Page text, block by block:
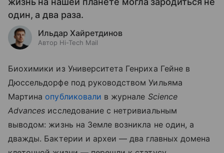
один, а два раза.
Ильдар Хайретдинов
Автор Hi-Tech Mail
Биохимики из Университета Генриха Гейне в
Дюссельдорфе под руководством Уильяма
Мартина опубликовали в журнале Science
Advances исследование с нетривиальным
выводом: жизнь на Земле возникла не один, а
дважды. Бактерии и археи — два главных домена